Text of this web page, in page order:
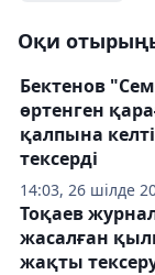
Оқи
14:03, 26 шілде
Бектенов
өртенген
қалпына
тексерді
Тоқаев
жасалған
жақты